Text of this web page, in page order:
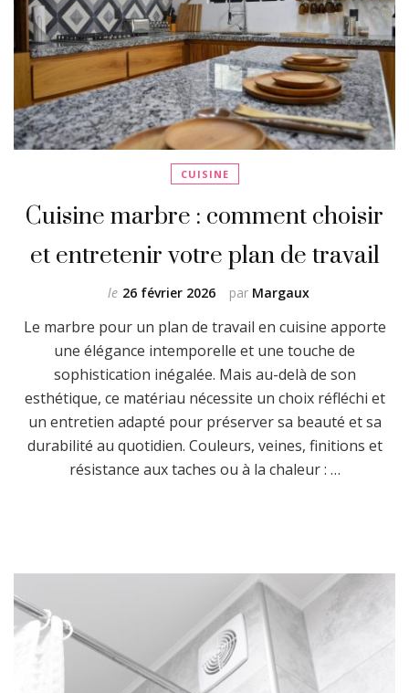
CUISINE
Cuisine marbre : comment choisir
et entretenir votre plan de travail
par Margaux
le 26 février 2026
Le marbre pour un plan de travail en cuisine apporte
une élégance intemporelle et une touche de
sophistication inégalée. Mais au-delà de son
esthétique, ce matériau nécessite un choix réfléchi et
un entretien adapté pour préserver sa beauté et sa
durabilité au quotidien. Couleurs, veines, finitions et
résistance aux taches ou à la chaleur : …